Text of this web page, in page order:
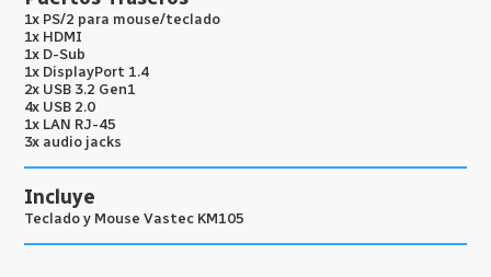
1x PS/2 para mouse/teclado
1x HDMI
1x D-Sub
1x DisplayPort 1.4
2x USB 3.2 Gen1
4x USB 2.0
1x LAN RJ-45
3x audio jacks
Incluye
Teclado y Mouse Vastec KM105